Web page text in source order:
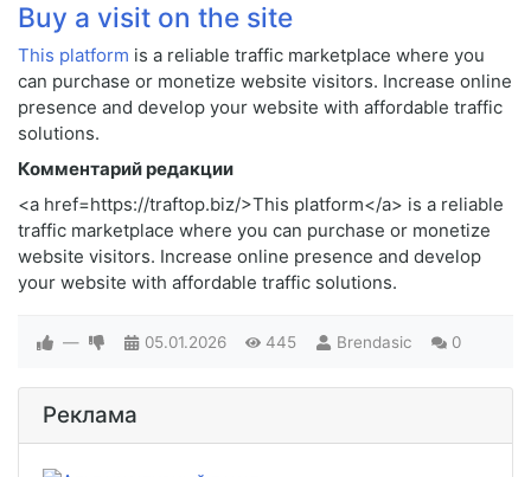
Buy a visit on the site
This platform is a reliable traffic marketplace where you
can purchase or monetize website visitors. Increase online
presence and develop your website with affordable traffic
solutions.
Комментарий редакции
<a href=https://traftop.biz/>This platform</a> is a reliable
traffic marketplace where you can purchase or monetize
website visitors. Increase online presence and develop
your website with affordable traffic solutions.
— 05.01.2026 445 Brendasic 0
Реклама